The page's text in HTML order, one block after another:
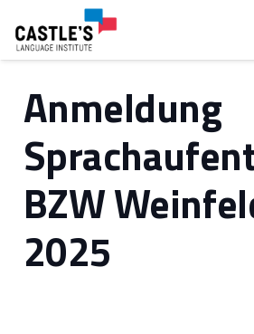
Anmeldung
BZW
2025